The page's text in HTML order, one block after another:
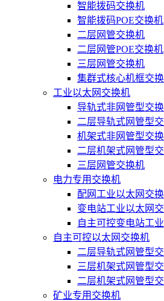
智能拨码交换机
智能拨码POE交换机
二层网管交换机
二层网管POE交换机
三层网管交换机
集群式核心机框交
工业以太网交换机
导轨式非网管型交
二层导轨式网管型
机架式非网管型交
二层机架式网管型
三层网管交换机
电力专用交换机
配网工业以太网交
变电站工业以太网
自主可控变电站工
自主可控以太网交换机
二层导轨式网管型
三层机架式网管型
二层机架式网管型
矿业专用交换机